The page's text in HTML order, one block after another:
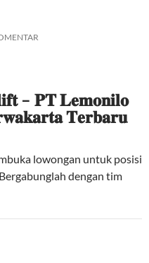
– 𝐏𝐓 𝐋𝐞𝐦𝐨𝐧𝐢𝐥𝐨
𝐓𝐞𝐫𝐛𝐚𝐫𝐮
lowongan untuk posisi
dengan tim